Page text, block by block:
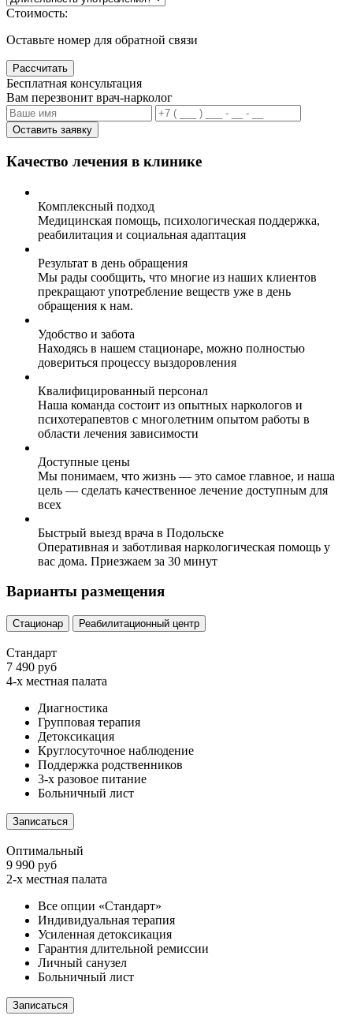
Стоимость:
Оставьте номер для обратной связи
Рассчитать
Бесплатная консультация
Вам перезвонит врач-нарколог
Оставить заявку
Качество лечения в клинике
Комплексный подход
Медицинская помощь, психологическая поддержка,
реабилитация и социальная адаптация
Результат в день обращения
Мы рады сообщить, что многие из наших клиентов
прекращают употребление веществ уже в день
обращения к нам.
Удобство и забота
Находясь в нашем стационаре, можно полностью
довериться процессу выздоровления
Квалифицированный персонал
Наша команда состоит из опытных наркологов и
психотерапевтов с многолетним опытом работы в
области лечения зависимости
Доступные цены
Мы понимаем, что жизнь — это самое главное, и наша
цель — сделать качественное лечение доступным для
всех
Быстрый выезд врача в Подольске
Оперативная и заботливая наркологическая помощь у
вас дома. Приезжаем за 30 минут
Варианты размещения
Стационар Реабилитационный центр
Стандарт
7 490 руб
4-х местная палата
Диагностика
Групповая терапия
Детоксикация
Круглосуточное наблюдение
Поддержка родственников
3-х разовое питание
Больничный лист
Записаться
Оптимальный
9 990 руб
2-х местная палата
Все опции «Стандарт»
Индивидуальная терапия
Усиленная детоксикация
Гарантия длительной ремиссии
Личный санузел
Больничный лист
Записаться